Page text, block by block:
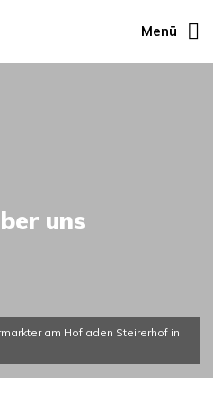
Menü
am Hofladen Steirerhof in
uns